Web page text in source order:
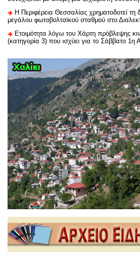
H Περιφέρεια Θεσσαλίας χρηματοδοτεί τη
μεγάλου φωτοβολταϊκού σταθμού στο
Ετοιμότητα λόγω του Χάρτη πρόβλεψης
(κατηγορία 3) που ισχύει για το Σάββατο 1η